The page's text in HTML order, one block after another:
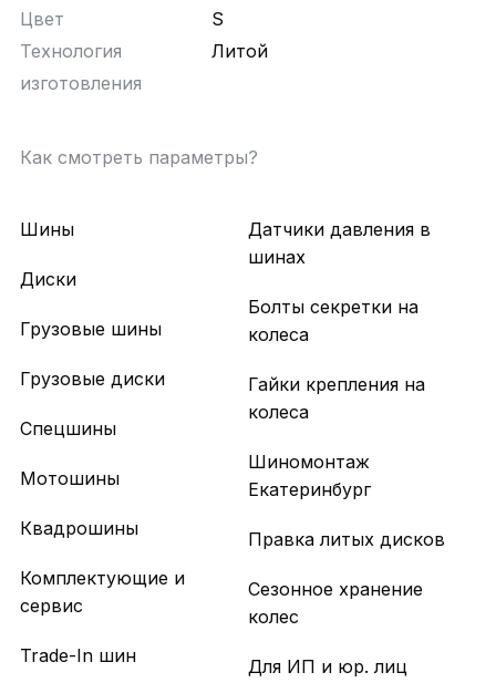
Цвет
S
Технология
изготовления
Литой
Как смотреть параметры?
Шины
Диски
Грузовые шины
Грузовые диски
Спецшины
Мотошины
Квадрошины
Комплектующие и
сервис
Trade-In шин
Датчики давления в
шинах
Болты секретки на
колеса
Гайки крепления на
колеса
Шиномонтаж
Екатеринбург
Правка литых дисков
Сезонное хранение
колес
Для ИП и юр. лиц